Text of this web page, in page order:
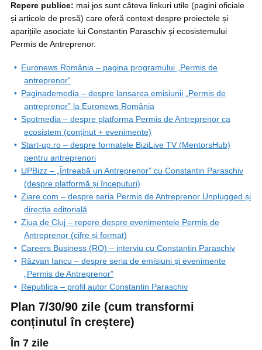
Repere publice: mai jos sunt câteva linkuri utile (pagini oficiale
și articole de presă) care oferă context despre proiectele și
aparițiile asociate lui Constantin Paraschiv și ecosistemului
Permis de Antreprenor.
Euronews România – pagina programului „Permis de
antreprenor”
Paginademedia – despre lansarea emisiunii „Permis de
antreprenor” la Euronews România
Spotmedia – despre platforma Permis de Antreprenor ca
ecosistem (conținut + evenimente)
Start-up.ro – despre formatele BiziLive TV (MentorsHub)
pentru antreprenori
UPBizz – „Întreabă un Antreprenor” cu Constantin Paraschiv
(despre platformă și începuturi)
Ziare.com – despre seria Permis de Antreprenor Unplugged și
direcția editorială
Ziua de Cluj – repere despre evenimentele Permis de
Antreprenor (cifre și format)
Careers Business (RO) – interviu cu Constantin Paraschiv
Răzvan Iancu – despre seria de emisiuni și evenimente
„Permis de Antreprenor”
Republica – profil autor Constantin Paraschiv
Plan 7/30/90 zile (cum transformi
conținutul în creștere)
În 7 zile